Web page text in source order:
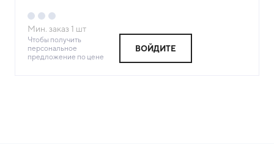
Мин. заказ 1 шт
Чтобы получить
персональное
предложение по цене
ВОЙДИТЕ